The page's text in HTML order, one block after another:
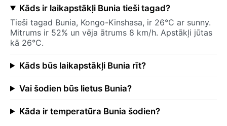
Kāds ir laikapstākļi Bunia tieši tagad?
Tieši tagad Bunia, Kongo-Kinshasa, ir 26°C ar sunny.
Mitrums ir 52% un vēja ātrums 8 km/h. Apstākļi jūtas
kā 26°C.
Kāds būs laikapstākļi Bunia rīt?
Vai šodien būs lietus Bunia?
Kāda ir temperatūra Bunia šodien?